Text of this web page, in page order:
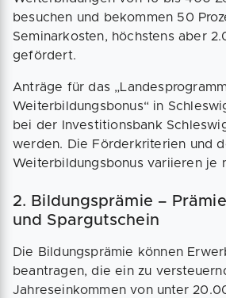
besuchen und bekommen 50
Seminarkosten, höchstens aber
gefördert.
Anträge für das
Weiterbildungsbonus“ in
bei der Investitionsbank
werden. Die Förderkriterien und
Weiterbildungsbonus variieren je
2. Bildungsprämie –
und Spargutschein
Die Bildungsprämie können
beantragen, die ein zu
Jahreseinkommen von unter